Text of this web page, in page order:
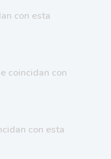
con esta
coincidan con
con esta